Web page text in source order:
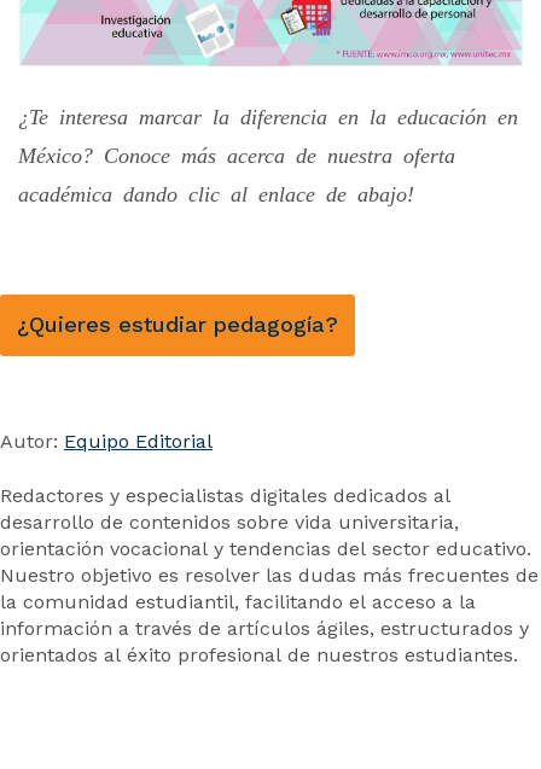
¿Te interesa marcar la diferencia en la educación en
México? Conoce más acerca de nuestra oferta
académica dando clic al enlace de abajo!
¿Quieres estudiar pedagogía?
Autor: Equipo Editorial
Redactores y especialistas digitales dedicados al
desarrollo de contenidos sobre vida universitaria,
orientación vocacional y tendencias del sector educativo.
Nuestro objetivo es resolver las dudas más frecuentes de
la comunidad estudiantil, facilitando el acceso a la
información a través de artículos ágiles, estructurados y
orientados al éxito profesional de nuestros estudiantes.